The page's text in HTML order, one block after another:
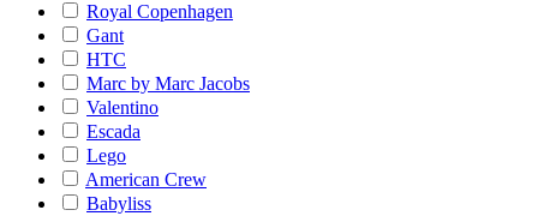
Royal Copenhagen
Gant
HTC
Marc by Marc Jacobs
Valentino
Escada
Lego
American Crew
Babyliss